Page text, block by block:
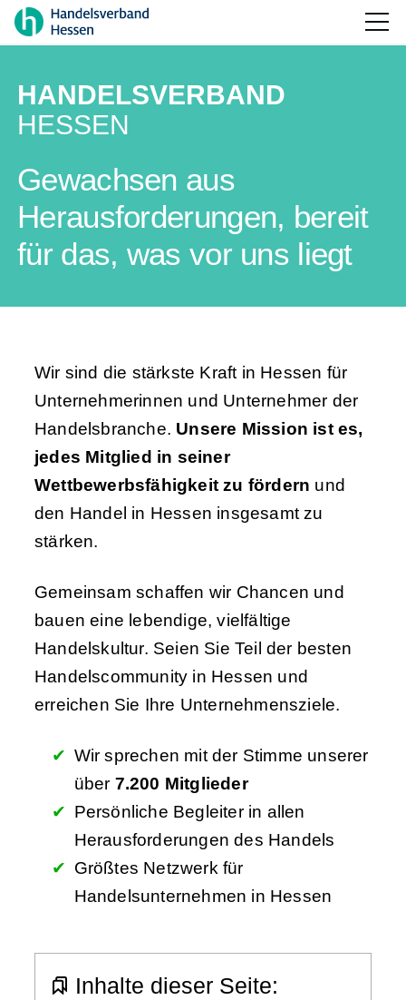
HANDELSVERBAND
HESSEN
Gewachsen aus
Herausforderungen, bereit
für das, was vor uns liegt
Wir sind die stärkste Kraft in Hessen für
Unternehmerinnen und Unternehmer der
Handelsbranche. Unsere Mission ist es,
jedes Mitglied in seiner
Wettbewerbsfähigkeit zu fördern und
den Handel in Hessen insgesamt zu
stärken.
Gemeinsam schaffen wir Chancen und
bauen eine lebendige, vielfältige
Handelskultur. Seien Sie Teil der besten
Handelscommunity in Hessen und
erreichen Sie Ihre Unternehmensziele.
Wir sprechen mit der Stimme unserer
über 7.200 Mitglieder
Persönliche Begleiter in allen
Herausforderungen des Handels
Größtes Netzwerk für
Handelsunternehmen in Hessen
Inhalte dieser Seite: